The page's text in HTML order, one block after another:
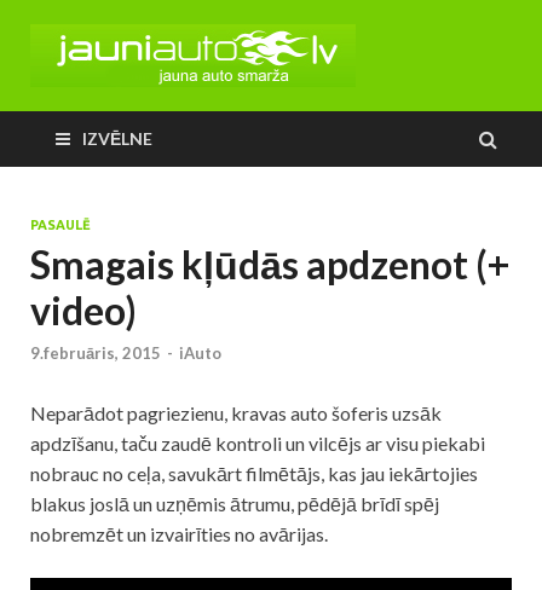
IZVĒLNE
PASAULĒ
Smagais kļūdās apdzenot (+
video)
9.februāris, 2015 - iAuto
Neparādot pagriezienu, kravas auto šoferis uzsāk
apdzīšanu, taču zaudē kontroli un vilcējs ar visu piekabi
nobrauc no ceļa, savukārt filmētājs, kas jau iekārtojies
blakus joslā un uzņēmis ātrumu, pēdējā brīdī spēj
nobremzēt un izvairīties no avārijas.